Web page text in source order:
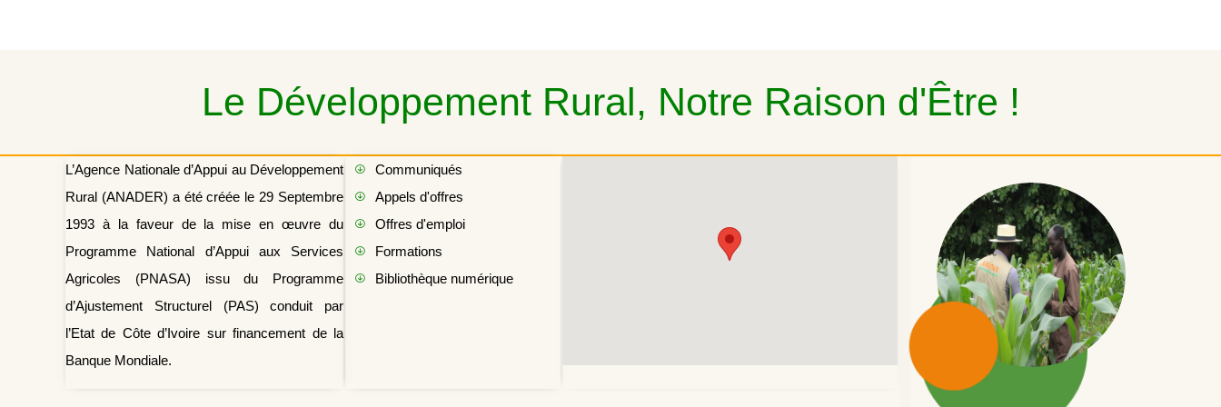
Le Développement Rural, Notre Raison d'Être !
L’Agence Nationale d’Appui au Développement
Rural (ANADER) a été créée le 29 Septembre
1993 à la faveur de la mise en œuvre du
Programme National d’Appui aux Services
Agricoles (PNASA) issu du Programme
d’Ajustement Structurel (PAS) conduit par
l’Etat de Côte d’Ivoire sur financement de la
Banque Mondiale.
Communiqués
Appels d'offres
Offres d'emploi
Formations
Bibliothèque numérique